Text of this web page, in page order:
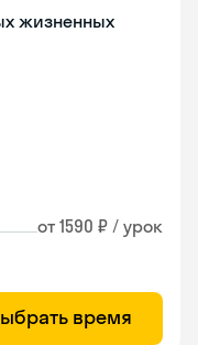
жизненных
от 1590 ₽ / урок
время